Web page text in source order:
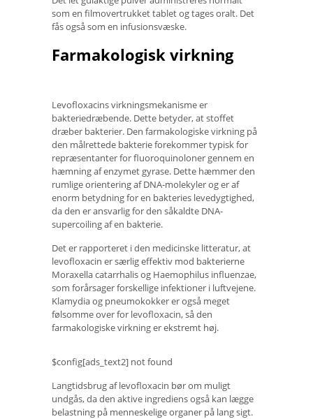
som en filmovertrukket tablet og tages oralt. Det
fås også som en infusionsvæske.
Farmakologisk virkning
Levofloxacins virkningsmekanisme er
bakteriedræbende. Dette betyder, at stoffet
dræber bakterier. Den farmakologiske virkning på
den målrettede bakterie forekommer typisk for
repræsentanter for fluoroquinoloner gennem en
hæmning af enzymet gyrase. Dette hæmmer den
rumlige orientering af DNA-molekyler og er af
enorm betydning for en bakteries levedygtighed,
da den er ansvarlig for den såkaldte DNA-
supercoiling af en bakterie.
Det er rapporteret i den medicinske litteratur, at
levofloxacin er særlig effektiv mod bakterierne
Moraxella catarrhalis og Haemophilus influenzae,
som forårsager forskellige infektioner i luftvejene.
Klamydia og pneumokokker er også meget
følsomme over for levofloxacin, så den
farmakologiske virkning er ekstremt høj.
$config[ads_text2] not found
Langtidsbrug af levofloxacin bør om muligt
undgås, da den aktive ingrediens også kan lægge
belastning på menneskelige organer på lang sigt.